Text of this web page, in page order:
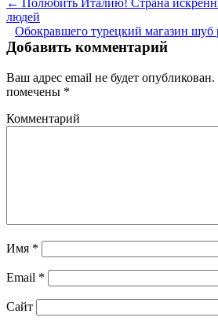
← Полюбить Италию! Страна
людей
Обокравшего турецкий магазин
Добавить комментарий
Ваш адрес email не будет опубликован.
помечены *
Комментарий
Имя *
Email *
Сайт